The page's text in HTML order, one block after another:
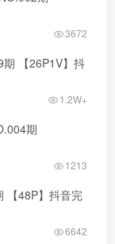
3672
【26P1V】抖
1.2W+
期
1213
【48P】抖音完
6642